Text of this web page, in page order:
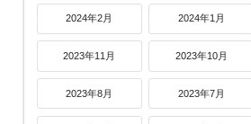
2024年2月 2024年1月
2023年11月 2023年10月
2023年8月 2023年7月